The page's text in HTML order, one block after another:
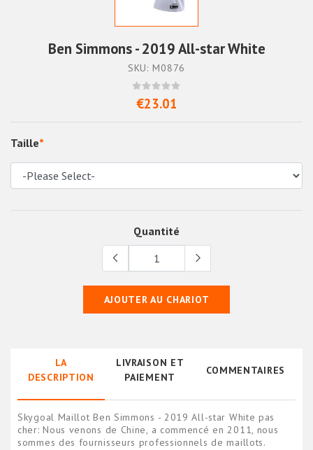
Ben Simmons - 2019 All-star White
SKU: M0876
€23.01
Taille*
Quantité
AJOUTER AU CHARIOT
LA
DESCRIPTION
LIVRAISON ET
PAIEMENT
COMMENTAIRES
Skygoal Maillot Ben Simmons - 2019 All-star White pas
cher: Nous venons de Chine, a commencé en 2011, nous
sommes des fournisseurs professionnels de maillots.